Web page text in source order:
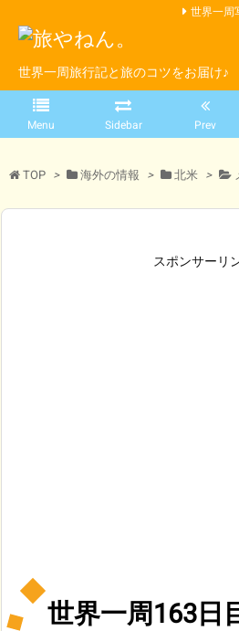
世界一周旅行記と旅のコツをお届け♪
Menu Sidebar Prev
世界一周
TOP > 海外の情報 > 北米 >
スポンサーリ
世界一周163日